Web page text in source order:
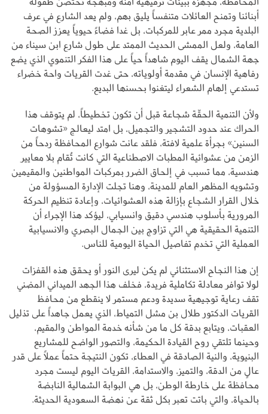
أبنائنا وتمنح العائلات متنفساً يليق بهم، ولم يعد الشارع في عرف
البلدية مجرد ممر عابر للمركبات، بل غدا فضاءً حيوياً يعزز الصحة
العامة، ولعل الممشى الحديث الممتد على طول شارع ابن سيناء من
جهة الشمال يقف اليوم شاهداً حياً على هذا الفكر التنموي الذي يضع
رفاهية الإنسان في مقدمة أولوياته، حتى غدت القريات واحة خضراء
تستدعي إلهام الشعراء ليتغنوا بحسنها البديع.
ولأن التنمية الحقّة شجاعة قبل أن تكون تخطيطاً، لم يتوقف هذا
الحراك عند حدود التشجير والتجميل، بل امتد ليعالج «تشوهات
السنين» بجرأة علمية لافتة، فلقد عانت شوارع المحافظة ردحاً من
الزمن من عشوائية المطبات الاصطناعية التي كانت تُقام بلا معايير
هندسية، مما تسبب في إلحاق الضرر بمركبات المواطنين والمقيمين
وتشويه المظهر العام للمدينة، وهنا تجلت الإدارة المسؤولة من
خلال القرار الشجاع بإزالة هذه العشوائيات، وإعادة تنظيم الحركة
المرورية بأسلوب هندسي دقيق وانسيابي، ليؤكد هذا الإجراء أن
التنمية الحقيقية هي التي تزاوج بين الجمال البصري والانسيابية
العملية التي تخدم تفاصيل الحياة اليومية للناس.
إن هذا النجاح الاستثنائي لم يكن ليرى النور أو يحقق هذه القفزات
لولا توافر معادلة تكاملية فريدة، فخلف هذا الجهد الميداني المضني
تقف رعاية توجيهية سديدة ودعم مستمر لا ينقطع من محافظ
القريات الدكتور طلال بن مشل التمياط، الذي يعمل جاهداً على تذليل
العقبات، ويتابع بدقة كل ما من شأنه خدمة المواطن والمقيم،
وحينما تلتقي روح القيادة الحكيمة، والتصور الواضح للمشاريع
البنيوية، والنية الصادقة في العطاء، تكون النتيجة حتماً عملاً على قدر
عالٍ من الدقة، والتميز، والاستدامة، القريات اليوم ليست مجرد
محافظة على خارطة الوطن، بل هي البوابة الشمالية النابضة
بالحياة، والتي باتت تعبر بكل ثقة عن نهضة السعودية الحديثة.